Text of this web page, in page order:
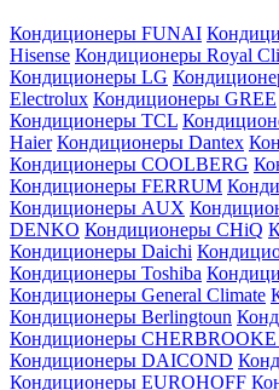
Кондиционеры FUNAI
Hisense Кондиционеры Royal
Кондиционеры LG
Electrolux Кондиционеры GREE
Кондиционеры TCL
Haier Кондиционеры Dantex
Кондиционеры СOOLBERG
Кондиционеры FERRUM
Кондиционеры AUX
DENKO Кондиционеры CHiQ
Кондиционеры Daichi
Кондиционеры Toshiba
Кондиционеры General Climate
Кондиционеры Berlingtoun
Кондиционеры CHERBROOKE
Кондиционеры DAICOND
Кондиционеры EUROHOFF